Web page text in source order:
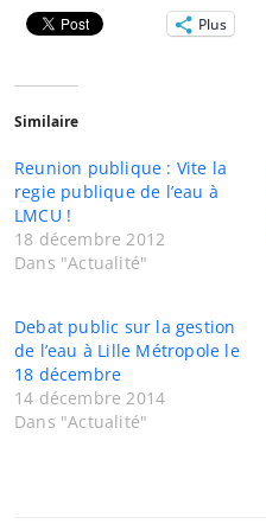
Plus
Similaire
Reunion publique : Vite la
regie publique de l’eau à
LMCU !
18 décembre 2012
Dans "Actualité"
Debat public sur la gestion
de l’eau à Lille Métropole le
18 décembre
14 décembre 2014
Dans "Actualité"